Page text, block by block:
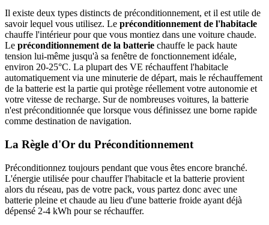
Il existe deux types distincts de préconditionnement, et il est utile de
savoir lequel vous utilisez. Le préconditionnement de l'habitacle
chauffe l'intérieur pour que vous montiez dans une voiture chaude.
Le préconditionnement de la batterie chauffe le pack haute
tension lui-même jusqu'à sa fenêtre de fonctionnement idéale,
environ 20-25°C. La plupart des VE réchauffent l'habitacle
automatiquement via une minuterie de départ, mais le réchauffement
de la batterie est la partie qui protège réellement votre autonomie et
votre vitesse de recharge. Sur de nombreuses voitures, la batterie
n'est préconditionnée que lorsque vous définissez une borne rapide
comme destination de navigation.
La Règle d'Or du Préconditionnement
Préconditionnez toujours pendant que vous êtes encore branché.
L'énergie utilisée pour chauffer l'habitacle et la batterie provient
alors du réseau, pas de votre pack, vous partez donc avec une
batterie pleine et chaude au lieu d'une batterie froide ayant déjà
dépensé 2-4 kWh pour se réchauffer.